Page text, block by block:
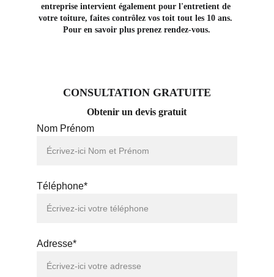
Nom Prénom
Téléphone*
Adresse*
entreprise intervient également pour l'entretient de
votre toiture, faites contrôlez vos toit tout les 10 ans.
Pour en savoir plus prenez rendez-vous.
CONSULTATION GRATUITE
Obtenir un devis gratuit